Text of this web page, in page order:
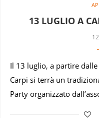
13 LUGLIO A
Il 13 luglio, a partire dalle
Carpi si terrà un
Party organizzato